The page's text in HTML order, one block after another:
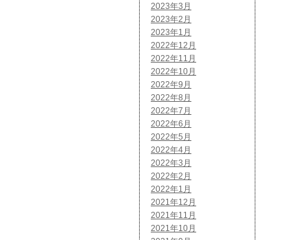
2023年3月
2023年2月
2023年1月
2022年12月
2022年11月
2022年10月
2022年9月
2022年8月
2022年7月
2022年6月
2022年5月
2022年4月
2022年3月
2022年2月
2022年1月
2021年12月
2021年11月
2021年10月